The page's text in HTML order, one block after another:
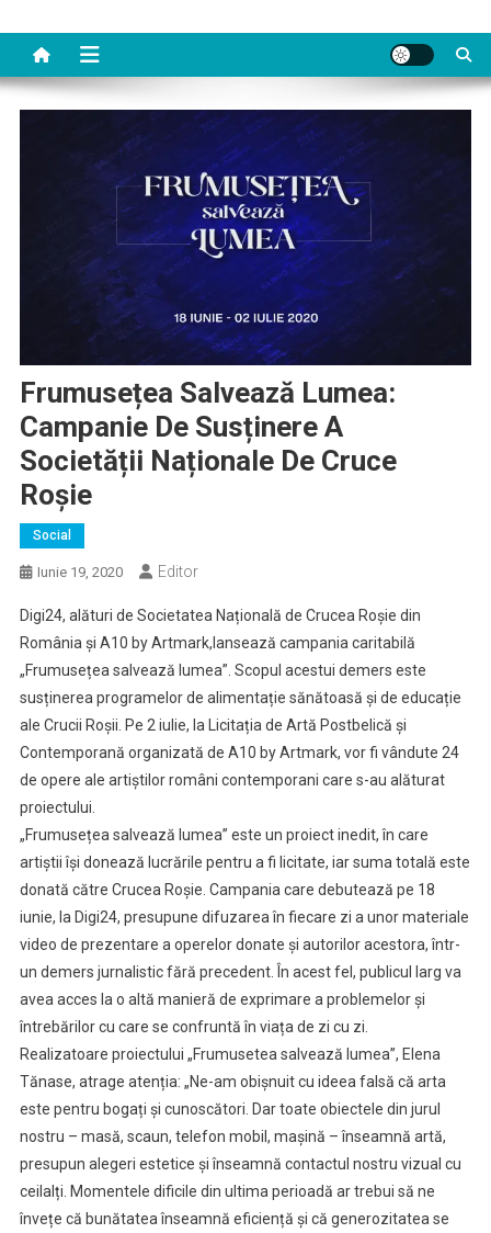
Frumusețea Salvează Lumea:
Campanie De Susținere A
Societății Naționale De Cruce
Roșie
Social
Iunie 19, 2020 Editor
Digi24, alături de Societatea Națională de Crucea Roșie din
România și A10 by Artmark,lansează campania caritabilă
„Frumusețea salvează lumea”. Scopul acestui demers este
susținerea programelor de alimentație sănătoasă și de educație
ale Crucii Roșii. Pe 2 iulie, la Licitația de Artă Postbelică și
Contemporană organizată de A10 by Artmark, vor fi vândute 24
de opere ale artiștilor români contemporani care s-au alăturat
proiectului.
„Frumusețea salvează lumea” este un proiect inedit, în care
artiștii își donează lucrările pentru a fi licitate, iar suma totală este
donată către Crucea Roșie. Campania care debutează pe 18
iunie, la Digi24, presupune difuzarea în fiecare zi a unor materiale
video de prezentare a operelor donate și autorilor acestora, într-
un demers jurnalistic fără precedent. În acest fel, publicul larg va
avea acces la o altă manieră de exprimare a problemelor și
întrebărilor cu care se confruntă în viața de zi cu zi.
Realizatoare proiectului „Frumusetea salvează lumea”, Elena
Tănase, atrage atenția: „Ne-am obișnuit cu ideea falsă că arta
este pentru bogați și cunoscători. Dar toate obiectele din jurul
nostru – masă, scaun, telefon mobil, mașină – înseamnă artă,
presupun alegeri estetice și înseamnă contactul nostru vizual cu
ceilalți. Momentele dificile din ultima perioadă ar trebui să ne
învețe că bunătatea înseamnă eficiență și că generozitatea se